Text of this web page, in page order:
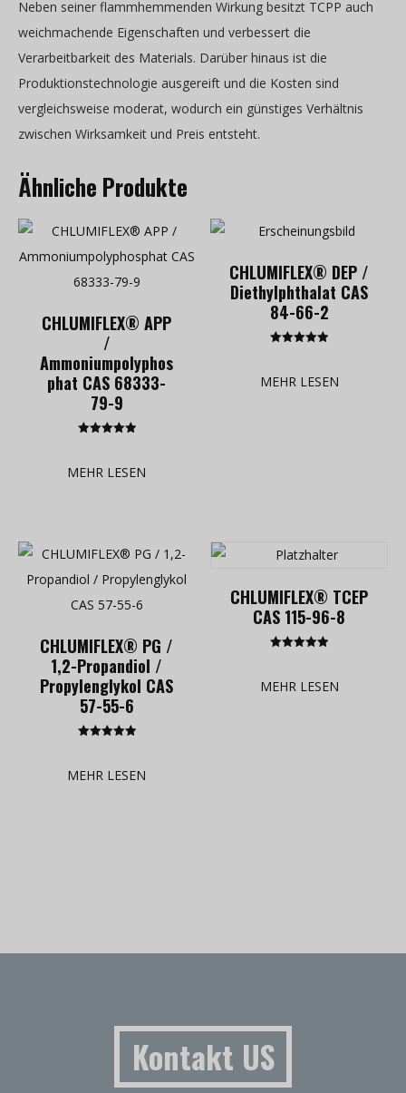
Neben seiner flammhemmenden Wirkung besitzt TCPP auch
weichmachende Eigenschaften und verbessert die
Verarbeitbarkeit des Materials. Darüber hinaus ist die
Produktionstechnologie ausgereift und die Kosten sind
vergleichsweise moderat, wodurch ein günstiges Verhältnis
zwischen Wirksamkeit und Preis entsteht.
Ähnliche Produkte
CHLUMIFLEX® APP
/
Ammoniumpolyphos
phat CAS 68333-
79-9
MEHR LESEN
CHLUMIFLEX® DEP /
Diethylphthalat CAS
84-66-2
MEHR LESEN
CHLUMIFLEX® PG /
1,2-Propandiol /
Propylenglykol CAS
57-55-6
MEHR LESEN
CHLUMIFLEX® TCEP
CAS 115-96-8
MEHR LESEN
Kontakt US